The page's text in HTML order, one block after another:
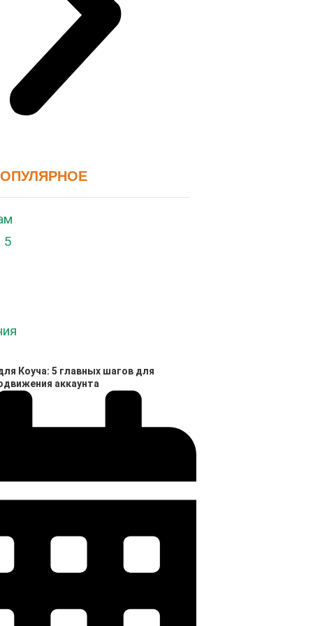
Коуча: 5 главных шагов для
аккаунта